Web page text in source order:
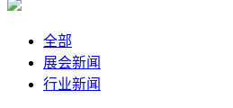
全部
展会新闻
行业新闻